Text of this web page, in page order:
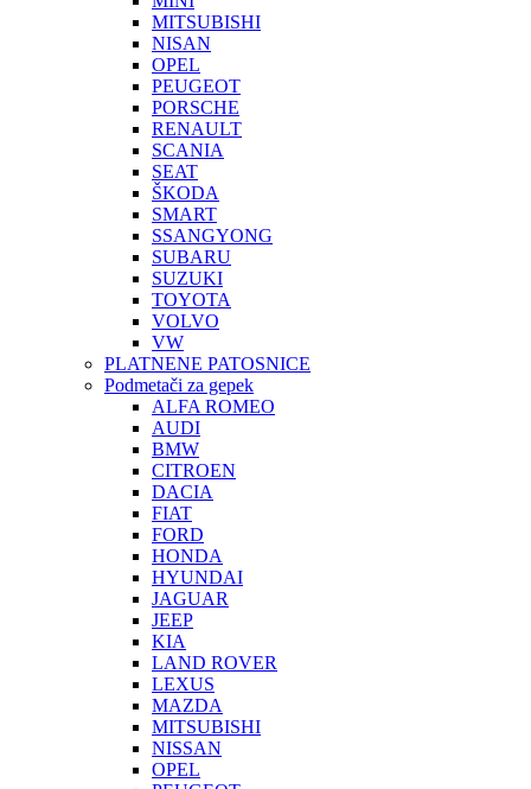
MITSUBISHI
NISAN
OPEL
PEUGEOT
PORSCHE
RENAULT
SCANIA
SEAT
ŠKODA
SMART
SSANGYONG
SUBARU
SUZUKI
TOYOTA
VOLVO
VW
PLATNENE PATOSNICE
Podmetači za gepek
ALFA ROMEO
AUDI
BMW
CITROEN
DACIA
FIAT
FORD
HONDA
HYUNDAI
JAGUAR
JEEP
KIA
LAND ROVER
LEXUS
MAZDA
MITSUBISHI
NISSAN
OPEL